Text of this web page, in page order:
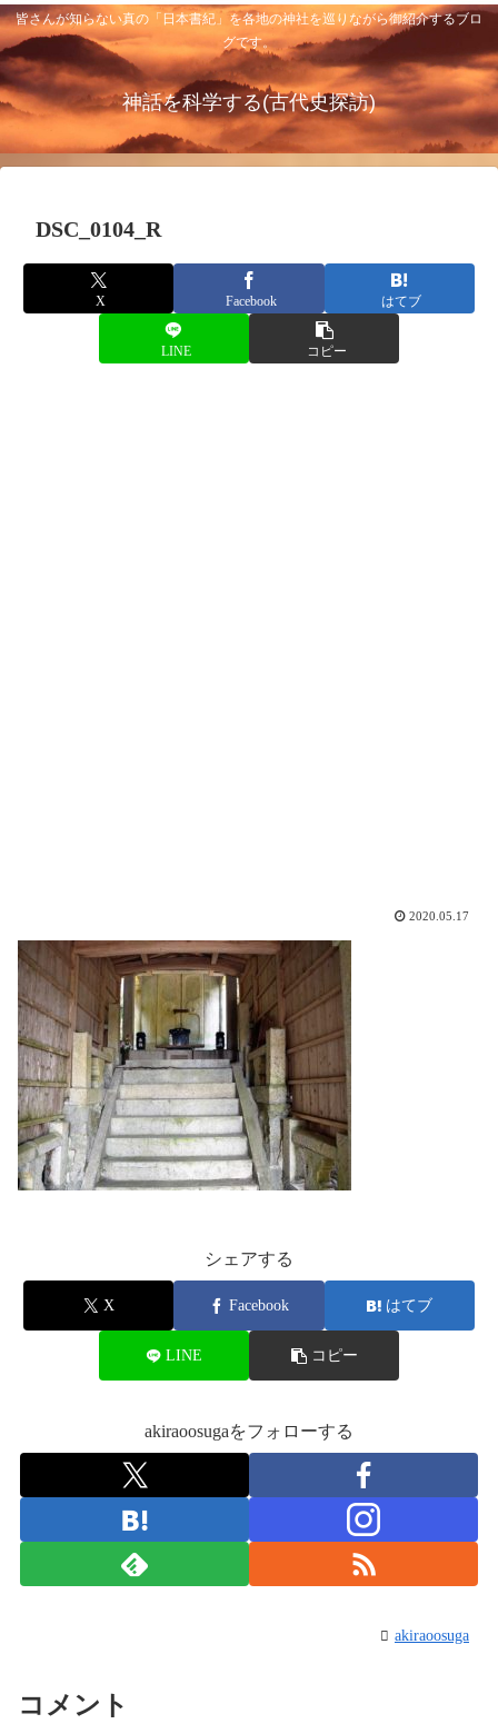
皆さんが知らない真の「日本書紀」を各地の神社を巡りながら御紹介するブロ
グです。
神話を科学する(古代史探訪)
DSC_0104_R
X Facebook はてブ
LINE コピー
2020.05.17
シェアする
X Facebook はてブ
LINE コピー
akiraoosugaをフォローする
akiraoosuga
コメント